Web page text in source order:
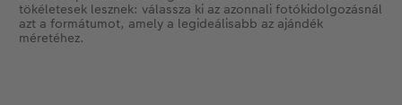
tökéletesek lesznek: válassza ki az azonnali fotókidolgozásnál
azt a formátumot, amely a legideálisabb az ajándék
méretéhez.